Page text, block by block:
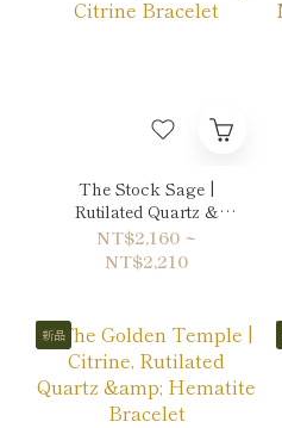
The Stock Sage |
Rutilated Quartz &
Citrine Bracelet
NT$2,160 ~
NT$2,210
新品